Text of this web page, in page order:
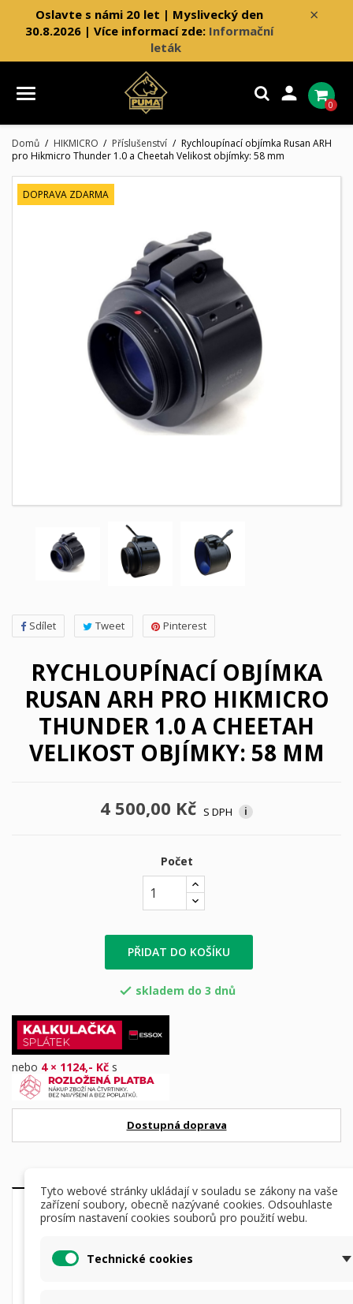
×
Oslavte s námi 20 let | Myslivecký den
30.8.2026 | Více informací zde: Informační
leták

0
Domů HIKMICRO Příslušenství
Rychloupínací objímka Rusan ARH
pro Hikmicro Thunder 1.0 a Cheetah Velikost objímky: 58 mm
DOPRAVA ZDARMA
Sdílet Tweet Pinterest
RYCHLOUPÍNACÍ OBJÍMKA
RUSAN ARH PRO HIKMICRO
THUNDER 1.0 A CHEETAH
VELIKOST OBJÍMKY: 58 MM
4 500,00 Kč S DPH i
Počet
PŘIDAT DO KOŠÍKU
 skladem do 3 dnů
nebo 4 × 1124,- Kč s
Dostupná doprava
POPIS DETAILY PRODUKTU
Nasazení na denní optiku je díky objímce Rusan ARH
Tyto webové stránky ukládají v souladu se zákony na vaše
zařízení soubory, obecně nazývané cookies. Odsouhlaste
prosím nastavení cookies souborů pro použití webu.
Technické cookies